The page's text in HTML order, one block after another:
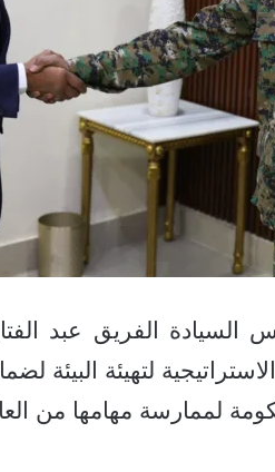
الفريق عبد
لتهيئة البيئة
لممارسة مهامها من